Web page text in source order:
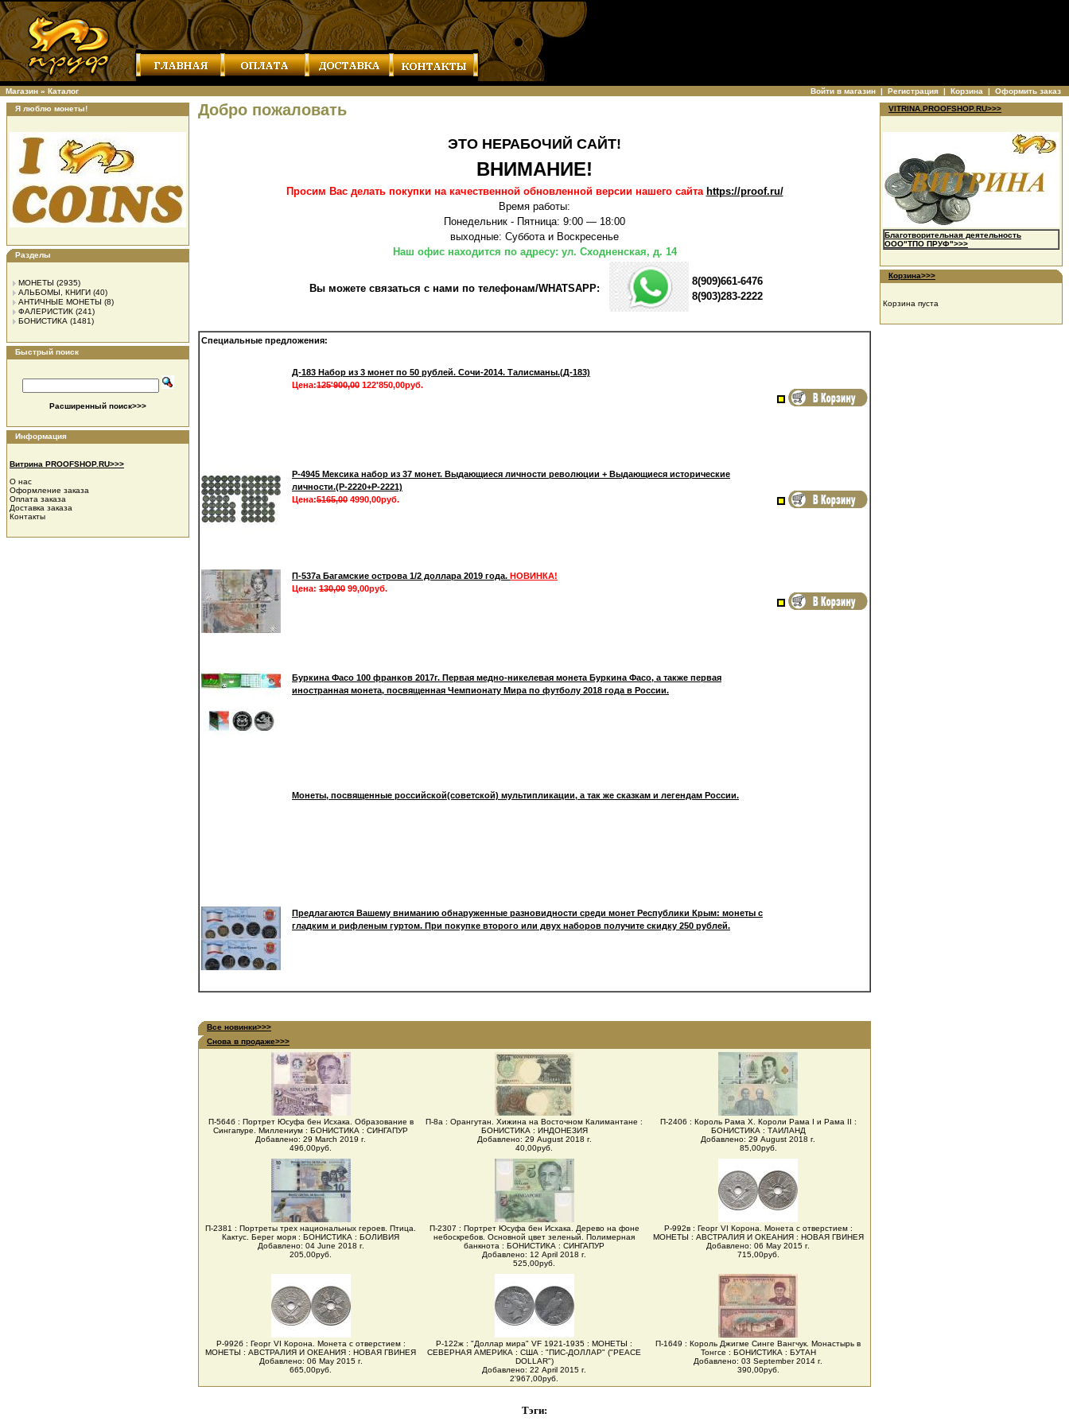
Магазин » Каталог Войти в магазин | Регистрация | Корзина | Оформить заказ
Я люблю монеты!
Разделы
МОНЕТЫ (2935)
АЛЬБОМЫ, КНИГИ (40)
АНТИЧНЫЕ МОНЕТЫ (8)
ФАЛЕРИСТИК (241)
БОНИСТИКА (1481)
Быстрый поиск
Расширенный поиск>>>
Информация
Витрина PROOFSHOP.RU>>>
О нас
Оформление заказа
Оплата заказа
Доставка заказа
Контакты
Добро пожаловать
ЭТО НЕРАБОЧИЙ САЙТ!
ВНИМАНИЕ!
Просим Вас делать покупки на качественной обновленной версии нашего сайта https://proof.ru/
Время работы:
Понедельник - Пятница: 9:00 — 18:00
выходные: Суббота и Воскресенье
Наш офис находится по адресу: ул. Сходненская, д. 14
Вы можете связаться с нами по телефонам/WHATSAPP:
8(909)661-6476
8(903)283-2222
Специальные предложения:
Д-183 Набор из 3 монет по 50 рублей. Сочи-2014. Талисманы.(Д-183)
Цена:125'900,00 122'850,00руб.
Р-4945 Мексика набор из 37 монет. Выдающиеся личности революции + Выдающиеся исторические
личности.(Р-2220+Р-2221)
Цена:5165,00 4990,00руб.
П-537а Багамские острова 1/2 доллара 2019 года. НОВИНКА!
Цена: 130,00 99,00руб.
Буркина Фасо 100 франков 2017г. Первая медно-никелевая монета Буркина Фасо, а также первая
иностранная монета, посвященная Чемпионату Мира по футболу 2018 года в России.
Монеты, посвященные российской(советской) мультипликации, а так же сказкам и легендам России.
Предлагаются Вашему вниманию обнаруженные разновидности среди монет Республики Крым: монеты с
гладким и рифленым гуртом. При покупке второго или двух наборов получите скидку 250 рублей.
Все новинки>>>
Снова в продаже>>>
П-564б : Портрет Юсуфа бен Исхака. Образование в
Сингапуре. Миллениум : БОНИСТИКА : СИНГАПУР
Добавлено: 29 March 2019 г.
496,00руб.
П-8а : Орангутан. Хижина на Восточном Калимантане :
БОНИСТИКА : ИНДОНЕЗИЯ
Добавлено: 29 August 2018 г.
40,00руб.
П-2406 : Король Рама X. Короли Рама I и Рама II :
БОНИСТИКА : ТАИЛАНД
Добавлено: 29 August 2018 г.
85,00руб.
П-2381 : Портреты трех национальных героев. Птица.
Кактус. Берег моря : БОНИСТИКА : БОЛИВИЯ
Добавлено: 04 June 2018 г.
205,00руб.
П-2307 : Портрет Юсуфа бен Исхака. Дерево на фоне
небоскребов. Основной цвет зеленый. Полимерная
банкнота : БОНИСТИКА : СИНГАПУР
Добавлено: 12 April 2018 г.
525,00руб.
Р-992в : Георг VI Корона. Монета с отверстием :
МОНЕТЫ : АВСТРАЛИЯ И ОКЕАНИЯ : НОВАЯ ГВИНЕЯ
Добавлено: 06 May 2015 г.
715,00руб.
Р-992б : Георг VI Корона. Монета с отверстием :
МОНЕТЫ : АВСТРАЛИЯ И ОКЕАНИЯ : НОВАЯ ГВИНЕЯ
Добавлено: 06 May 2015 г.
665,00руб.
Р-122ж : "Доллар мира" VF 1921-1935 : МОНЕТЫ :
СЕВЕРНАЯ АМЕРИКА : США : "ПИС-ДОЛЛАР" ("PEACE
DOLLAR")
Добавлено: 22 April 2015 г.
2'967,00руб.
П-1649 : Король Джигме Синге Вангчук. Монастырь в
Тонгсе : БОНИСТИКА : БУТАН
Добавлено: 03 September 2014 г.
390,00руб.
Тэги:
VITRINA.PROOFSHOP.RU>>>
Благотворительная деятельность
ООО"ТПО ПРУФ">>>
Корзина>>>
Корзина пуста